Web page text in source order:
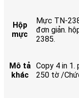
Hộp
mực
Mực TN-
đơn giản.
2385.
Mô tả
khác
Copy 4 in 1.
250 tờ /